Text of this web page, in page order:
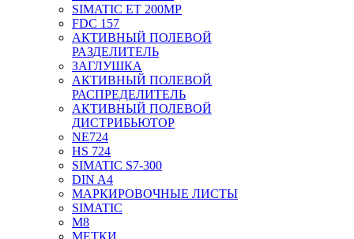
SIMATIC ET 200MP
FDC 157
АКТИВНЫЙ ПОЛЕВОЙ
РАЗДЕЛИТЕЛЬ
ЗАГЛУШКА
АКТИВНЫЙ ПОЛЕВОЙ
РАСПРЕДЕЛИТЕЛЬ
АКТИВНЫЙ ПОЛЕВОЙ
ДИСТРИБЬЮТОР
NE724
HS 724
SIMATIC S7-300
DIN A4
МАРКИРОВОЧНЫЕ ЛИСТЫ
SIMATIC
M8
МЕТКИ